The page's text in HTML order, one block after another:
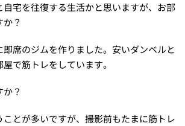
宅を往復する生活かと思いますが、お部
？
席のジムを作りました。安いダンベルと
で筋トレをしています。
？
とが多いですが、撮影前もたまに筋トレ